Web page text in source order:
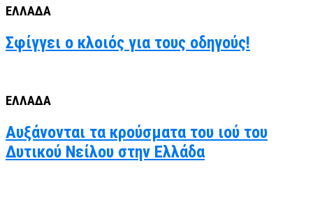
ΕΛΛΑΔΑ
Σφίγγει ο κλοιός για τους οδηγούς!
ΕΛΛΑΔΑ
Αυξάνονται τα κρούσματα του ιού του
Δυτικού Νείλου στην Ελλάδα